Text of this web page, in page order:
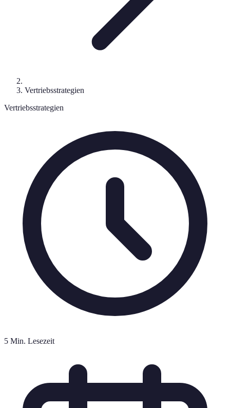
Vertriebsstrategien
Vertriebsstrategien
5 Min. Lesezeit